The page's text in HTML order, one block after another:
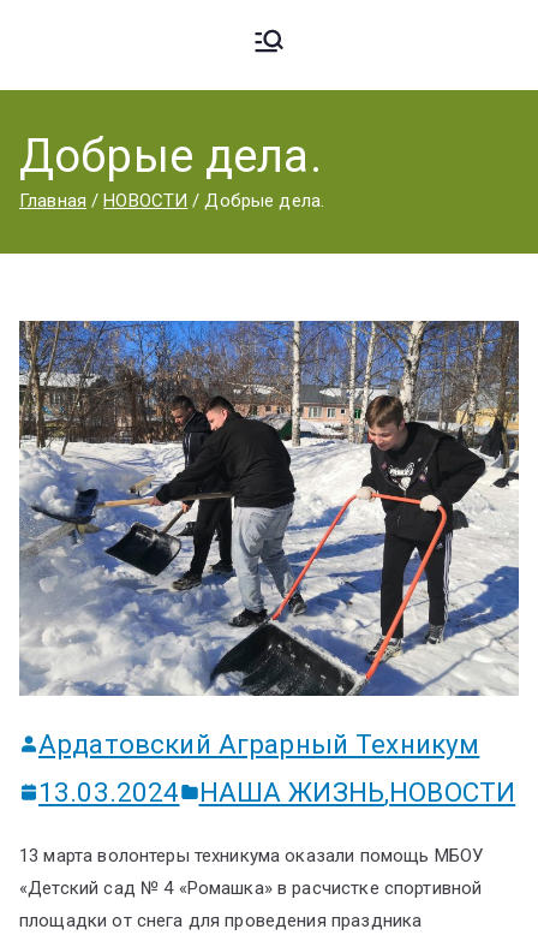
Ардато
вский
Аграрн
ый
Техник
ум
Добрые дела.
Главная НОВОСТИ Добрые дела.
Ардатовский Аграрный Техникум
13.03.2024
НАША ЖИЗНЬ,НОВОСТИ
13 марта волонтеры техникума оказали помощь МБОУ
«Детский сад № 4 «Ромашка» в расчистке спортивной
площадки от снега для проведения праздника